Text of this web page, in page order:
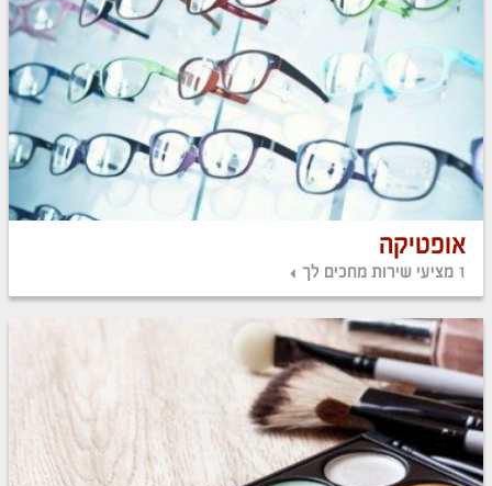
אופטיקה
1 מציעי שירות מחכים לך